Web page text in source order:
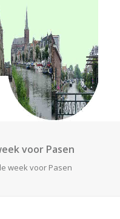
voor Pasen
week voor Pasen